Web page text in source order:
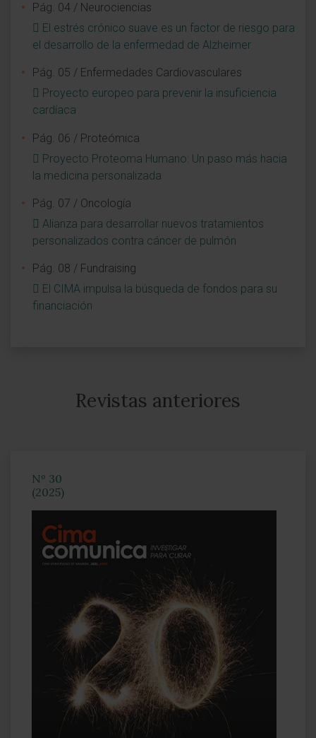
Pág. 04 / Neurociencias
El estrés crónico suave es un factor de riesgo para
el desarrollo de la enfermedad de Alzheimer
Pág. 05 / Enfermedades Cardiovasculares
Proyecto europeo para prevenir la insuficiencia
cardíaca
Pág. 06 / Proteómica
Proyecto Proteoma Humano: Un paso más hacia
la medicina personalizada
Pág. 07 / Oncología
Alianza para desarrollar nuevos tratamientos
personalizados contra cáncer de pulmón
Pág. 08 / Fundraising
El CIMA impulsa la búsqueda de fondos para su
financiación
Revistas anteriores
Nº 30
(2025)